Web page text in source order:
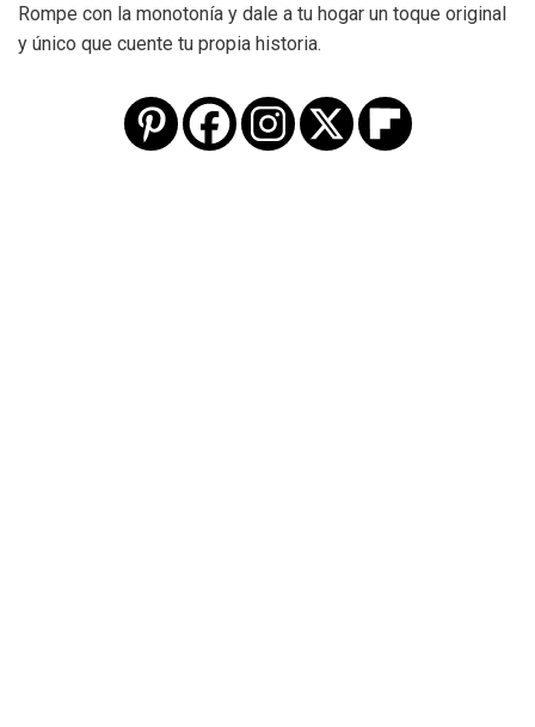
Rompe con la monotonía y dale a tu hogar un toque original
y único que cuente tu propia historia.